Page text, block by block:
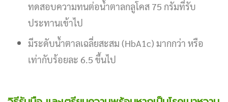
ทดสอบความทนต่อน้ำตาลกลูโคส 75 กรัมที่รับ
ประทานเข้าไป
มีระดับน้ำตาลเฉลี่ยสะสม (HbA1c) มากกว่า หรือ
เท่ากับร้อยละ 6.5 ขึ้นไป